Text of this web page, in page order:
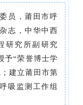
员，莆田市呼
志，中华中西
研究所副研究
予“荣誉博士学
；建立莆田市第
吸监测工作组